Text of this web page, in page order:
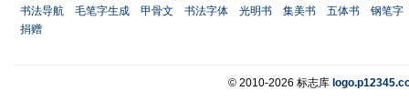
书法导航
毛笔字生成 甲骨文 书法字体 光明书 集美书 五体书
钢笔字
捐赠
© 2010-2026 标志库